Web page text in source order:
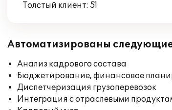
Толстый клиент: 51
Автоматизированы
Анализ кадрового состава
Бюджетирование, финансовое
Диспетчеризация грузоперевозок
Интеграция с отраслевыми